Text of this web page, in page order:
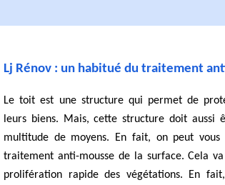
Lj Rénov : un habitué du traitement
Le toit est une structure qui permet de
leurs biens. Mais, cette structure doit aussi
multitude de moyens. En fait, on peut
traitement anti-mousse de la surface. Cela
prolifération rapide des végétations. En